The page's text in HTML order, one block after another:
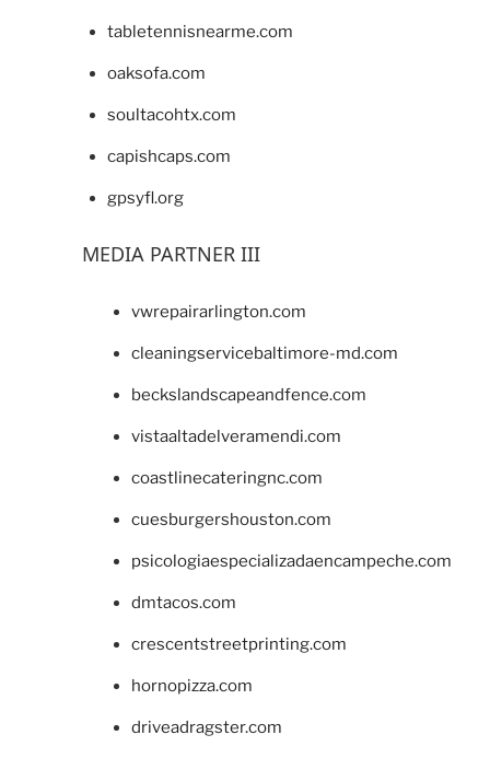
tabletennisnearme.com
oaksofa.com
soultacohtx.com
capishcaps.com
gpsyfl.org
MEDIA PARTNER III
vwrepairarlington.com
cleaningservicebaltimore-md.com
beckslandscapeandfence.com
vistaaltadelveramendi.com
coastlinecateringnc.com
cuesburgershouston.com
psicologiaespecializadaencampeche.com
dmtacos.com
crescentstreetprinting.com
hornopizza.com
driveadragster.com